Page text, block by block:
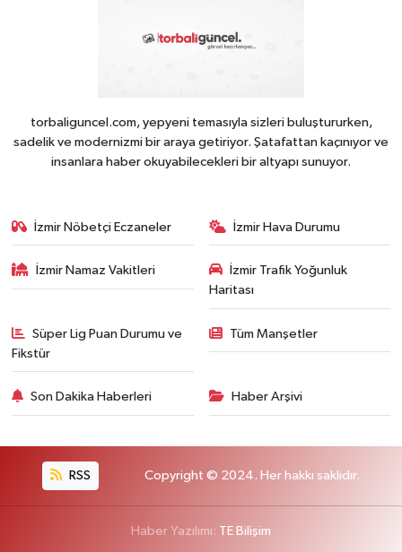
torbaliguncel.com, yepyeni temasıyla sizleri buluştururken,
sadelik ve modernizmi bir araya getiriyor. Şatafattan kaçınıyor ve
insanlara haber okuyabilecekleri bir altyapı sunuyor.
İzmir Nöbetçi Eczaneler İzmir Hava Durumu
İzmir Namaz Vakitleri
İzmir Trafik Yoğunluk
Haritası
Süper Lig Puan Durumu ve
Fikstür
Tüm Manşetler
Son Dakika Haberleri Haber Arşivi
RSS Copyright © 2024. Her hakkı saklıdır.
Haber Yazılımı: TE Bilişim